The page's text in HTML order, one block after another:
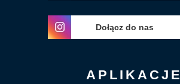
Dołącz do nas
APLIKACJE